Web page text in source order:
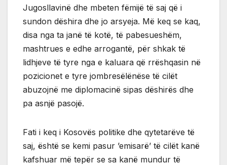
Jugosllavinë dhe mbeten fëmijë të saj që i
sundon dëshira dhe jo arsyeja. Më keq se kaq,
disa nga ta janë të kotë, të pabesueshëm,
mashtrues e edhe arrogantë, për shkak të
lidhjeve të tyre nga e kaluara që rrëshqasin në
pozicionet e tyre jombresëlënëse të cilët
abuzojnë me diplomacinë sipas dëshirës dhe
pa asnjë pasojë.
Fati i keq i Kosovës politike dhe qytetarëve të
saj, është se kemi pasur ’emisarë’ të cilët kanë
kafshuar më tepër se sa kanë mundur të